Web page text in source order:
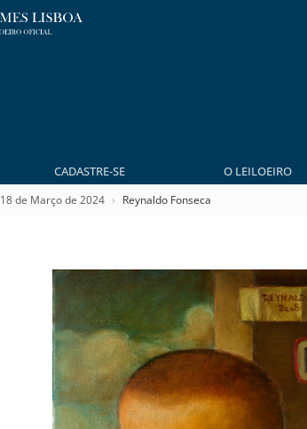
CADASTRE-SE O LEILOEIRO
18 de Março de 2024 Reynaldo Fonseca